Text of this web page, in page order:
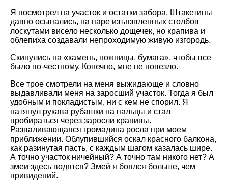
Я посмотрел на участок и остатки забора. Штакетины
давно осыпались, на паре изъязвленных столбов
лоскутами висело несколько дощечек, но крапива и
облепиха создавали непроходимую живую изгородь.
Скинулись на «камень, ножницы, бумага», чтобы все
было по-честному. Конечно, мне не повезло.
Все трое смотрели на меня выжидающе и словно
выдавливали меня на заросший участок. Тогда я был
удобным и покладистым, ни с кем не спорил. Я
натянул рукава рубашки на пальцы и стал
пробираться через заросли крапивы.
Разваливающаяся громадина росла при моем
приближении. Облупившийся оскал красного балкона,
как разинутая пасть, с каждым шагом казалась шире.
А точно участок ничейный? А точно там никого нет? А
змеи здесь водятся? Змей я боялся больше, чем
привидений.